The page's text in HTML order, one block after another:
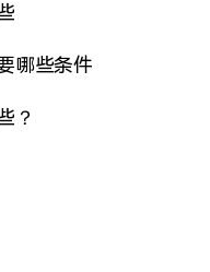
哪些条件
？